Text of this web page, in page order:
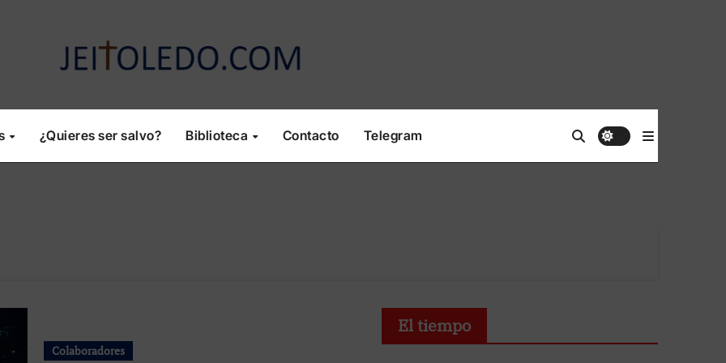
¿Quieres ser salvo? Biblioteca Contacto Telegram
Colaboradores
El tiempo